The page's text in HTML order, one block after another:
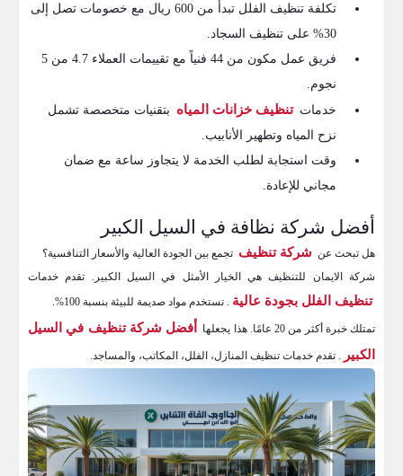
تكلفة تنظيف الفلل تبدأ من 600 ريال مع خصومات تصل إلى
30% على تنظيف السجاد.
فريق عمل مكون من 44 فنياً مع تقييمات العملاء 4.7 من 5
نجوم.
خدمات تنظيف خزانات المياه بتقنيات متخصصة تشمل
نزح المياه وتطهير الأنابيب.
وقت استجابة لطلب الخدمة لا يتجاوز ساعة مع ضمان
مجاني للإعادة.
أفضل شركة نظافة في السيل الكبير
هل تبحث عن شركة تنظيف تجمع بين الجودة العالية والأسعار التنافسية؟
شركة الايمان للتنظيف هي الخيار الأمثل في السيل الكبير. تقدم خدمات
تنظيف الفلل بجودة عالية . تستخدم مواد صديمة للبيئة بنسبة 100%.
تمتلك خبرة أكثر من 20 عامًا. هذا يجعلها
أفضل شركة تنظيف في السيل
الكبير . تقدم خدمات تنظيف المنازل، الفلل، المكاتب، والمساجد.